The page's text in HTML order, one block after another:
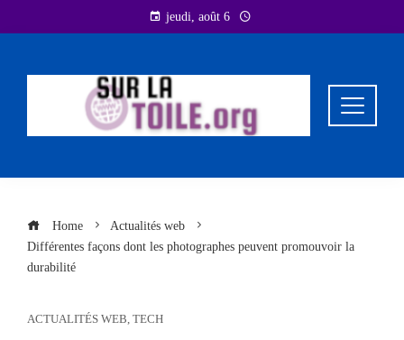
to
jeudi, août 6
Home
Actualités web
Différentes façons dont les photographes peuvent promouvoir la
durabilité
ACTUALITÉS WEB, TECH